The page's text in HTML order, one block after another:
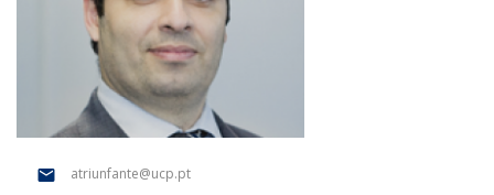
atriunfante@ucp.pt